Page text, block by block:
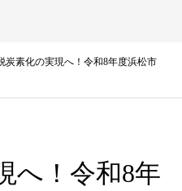
炭素化の実現へ！令和8年度浜松市
へ！令和8年